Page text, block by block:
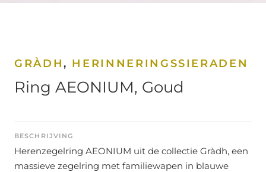
GRÀDH, HERINNERINGSSIERADEN
Ring AEONIUM, Goud
BESCHRIJVING
Herenzegelring AEONIUM uit de collectie Gràdh, een
massieve zegelring met familiewapen in blauwe